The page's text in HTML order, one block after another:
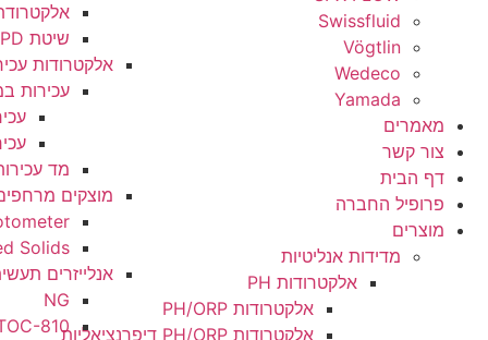
אנליטיות
אלקטרודת כלור חופשי
אלקטרודות עכירות
עכירות מי שתיה
עכירות טיפול
מד עכירות תעשייתי
מוצקים מרחפים
Photometer
Suspended Solids
אנלייזרים תעשיתיים
NG
LFE TOC-810